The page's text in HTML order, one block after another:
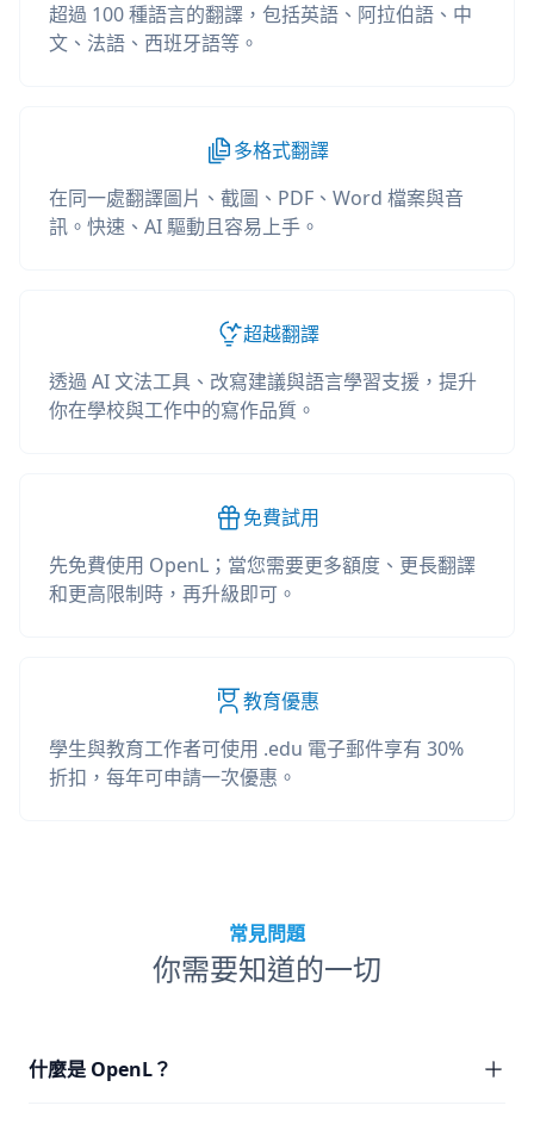
超過 100 種語言的翻譯，包括英語、阿拉伯語、中
文、法語、西班牙語等。
多格式翻譯
在同一處翻譯圖片、截圖、PDF、Word 檔案與音
訊。快速、AI 驅動且容易上手。
超越翻譯
透過 AI 文法工具、改寫建議與語言學習支援，提升
你在學校與工作中的寫作品質。
免費試用
先免費使用 OpenL；當您需要更多額度、更長翻譯
和更高限制時，再升級即可。
教育優惠
學生與教育工作者可使用 .edu 電子郵件享有 30%
折扣，每年可申請一次優惠。
常見問題
你需要知道的一切
什麼是 OpenL？